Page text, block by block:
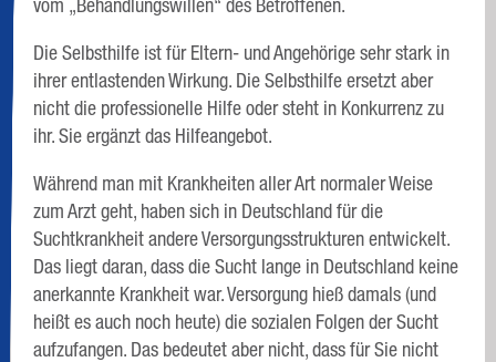
Die Selbsthilfe ist für Eltern- und Angehörige sehr stark in
ihrer entlastenden Wirkung. Die Selbsthilfe ersetzt aber
nicht die professionelle Hilfe oder steht in Konkurrenz zu
ihr. Sie ergänzt das Hilfeangebot.
Während man mit Krankheiten aller Art normaler Weise
zum Arzt geht, haben sich in Deutschland für die
Suchtkrankheit andere Versorgungsstrukturen entwickelt.
Das liegt daran, dass die Sucht lange in Deutschland keine
anerkannte Krankheit war. Versorgung hieß damals (und
heißt es auch noch heute) die sozialen Folgen der Sucht
aufzufangen. Das bedeutet aber nicht, dass für Sie nicht